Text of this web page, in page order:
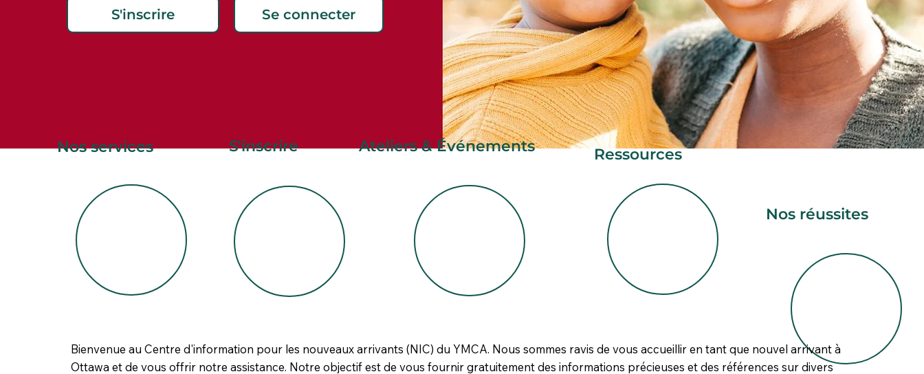
S'inscrire Se connecter
Nos services S'inscrire Ateliers & Événements Ressources
Nos réussites
Bienvenue au Centre d'information pour les nouveaux arrivants (NIC) du YMCA. Nous sommes ravis de vous accueillir en tant que nouvel arrivant à
Ottawa et de vous offrir notre assistance. Notre objectif est de vous fournir gratuitement des informations précieuses et des références sur divers